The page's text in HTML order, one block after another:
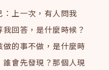
上一次，有人問我
我回答，是什麼時候？
的事不做，是什麼時
會先發現？那個人現